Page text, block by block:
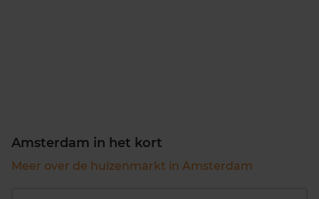
Amsterdam in het kort
Meer over de huizenmarkt in Amsterdam